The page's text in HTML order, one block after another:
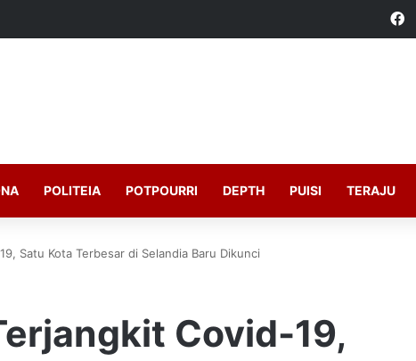
POLITEIA POTPOURRI DEPTH PUISI TERAJU
Satu Kota Terbesar di Selandia Baru Dikunci
Covid-19,